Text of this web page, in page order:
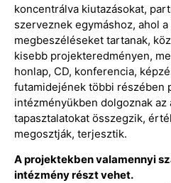
koncentrálva kiutazásokat,
szerveznek egymáshoz, ahol
megbeszéléseket tartanak,
kisebb projekteredményen,
honlap, CD, konferencia,
futamidejének többi részében
intézményükben dolgoznak
tapasztalatokat összegzik,
megosztják, terjesztik.
A projektekben valamennyi
intézmény részt vehet.